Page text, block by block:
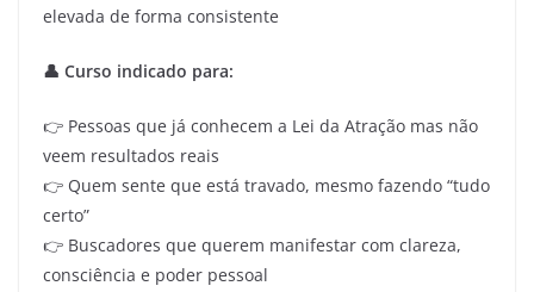
elevada de forma consistente
👤 Curso indicado para:
👉 Pessoas que já conhecem a Lei da Atração mas não
veem resultados reais
👉 Quem sente que está travado, mesmo fazendo “tudo
certo”
👉 Buscadores que querem manifestar com clareza,
consciência e poder pessoal